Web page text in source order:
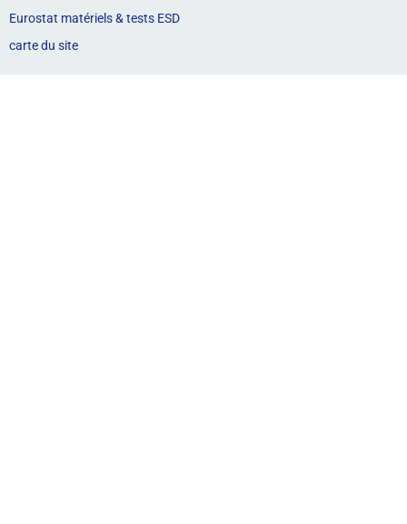
Eurostat matériels & tests ESD
carte du site